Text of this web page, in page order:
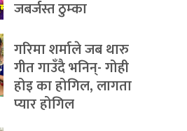
जबर्जस्त ठुम्का
गरिमा शर्माले जब थारु
गीत गाउँदै भनिन्- गोही
होइ का होगिल, लागता
प्यार होगिल